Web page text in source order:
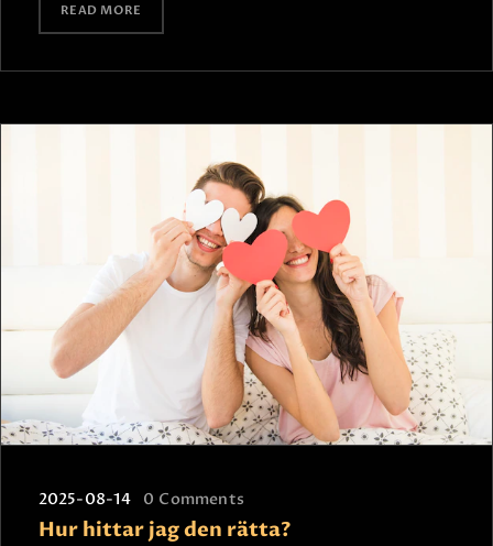
READ MORE
2025-08-14 0 Comments
Hur hittar jag den rätta?